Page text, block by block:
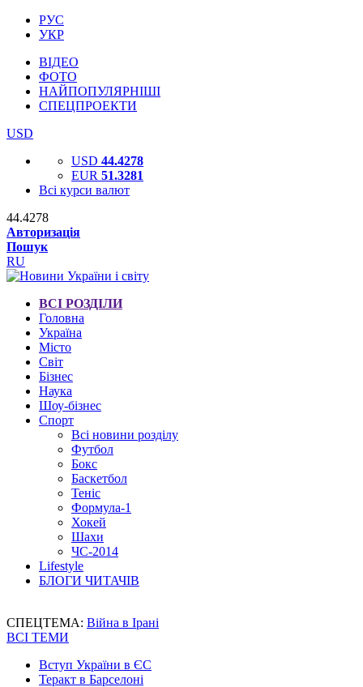
РУС
УКР
ВІДЕО
ФОТО
НАЙПОПУЛЯРНІШІ
СПЕЦПРОЕКТИ
USD
USD 44.4278
EUR 51.3281
Всі курси валют
44.4278
Авторизація
Пошук
RU
ВСІ РОЗДІЛИ
Головна
Україна
Місто
Світ
Бізнес
Наука
Шоу-бізнес
Спорт
Всі новини розділу
Футбол
Бокс
Баскетбол
Теніс
Формула-1
Хокей
Шахи
ЧС-2014
Lifestyle
БЛОГИ ЧИТАЧІВ
СПЕЦТЕМА: Війна в Ірані
ВСІ ТЕМИ
Вступ України в ЄС
Теракт в Барселоні